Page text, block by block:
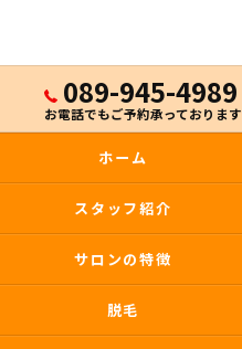
089-945-4989
お電話でもご予約承っております
ホーム
スタッフ紹介
サロンの特徴
脱毛